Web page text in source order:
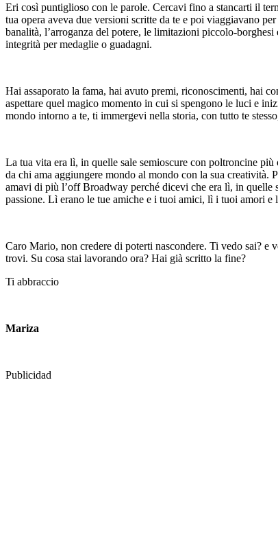
Eri così puntiglioso con le parole. Cercavi fino a stancarti il
tua opera aveva due versioni scritte da te e poi viaggiavano
banalità, l’arroganza del potere, le limitazioni piccolo-
integrità per medaglie o guadagni.
Hai assaporato la fama, hai avuto premi, riconoscimenti, hai
aspettare quel magico momento in cui si spengono le luci e
mondo intorno a te, ti immergevi nella storia, con tutto te
La tua vita era lì, in quelle sale semioscure con poltroncine
da chi ama aggiungere mondo al mondo con la sua creatività.
amavi di più l’off Broadway perché dicevi che era lì, in quelle
passione. Lì erano le tue amiche e i tuoi amici, lì i tuoi amori
Caro Mario, non credere di poterti nascondere. Ti vedo sai? e
trovi. Su cosa stai lavorando ora? Hai già scritto la fine?
Ti abbraccio
Mariza
Publicidad